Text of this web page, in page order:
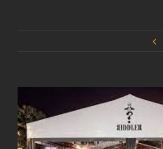
Larger
Image